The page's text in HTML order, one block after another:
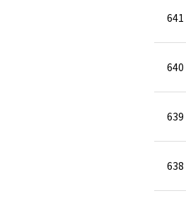
641
640
639
638